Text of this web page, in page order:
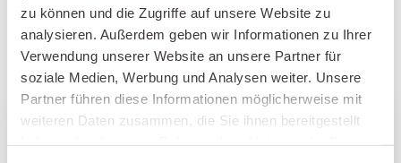
zu können und die Zugriffe auf unsere Website zu
analysieren. Außerdem geben wir Informationen zu Ihrer
Verwendung unserer Website an unsere Partner für
soziale Medien, Werbung und Analysen weiter. Unsere
Partner führen diese Informationen möglicherweise mit
weiteren Daten zusammen, die Sie ihnen bereitgestellt
Nachhaltig weiterbilden